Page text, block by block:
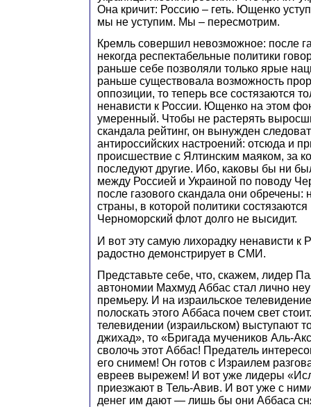
Она кричит: Россию – геть. Ющенко
мы не уступим. Мы – пересмотрим.
Кремль совершил невозможное: после
некогда респектабельные политики
раньше себе позволяли только ярые
раньше существовала возможность
оппозиции, то теперь все состязаются
ненависти к России. Ющенко на этом
умеренный. Чтобы не растерять
скандала рейтинг, он вынужден
антироссийских настроений: отсюда и
происшествие с Ялтинским маяком, за
последуют другие. Ибо, каковы бы ни
между Россией и Украиной по поводу
после газового скандала они обречены:
страны, в которой политики
Черноморский флот долго не высидит.
И вот эту самую лихорадку ненависти к
радостно демонстрирует в СМИ.
Представьте себе, что, скажем, лидер
автономии Махмуд Аббас стал лично
премьеру. И на израильское
полоскать этого Аббаса почем свет
телевидении (израильском) выступают
джихад», то «Бригада мучеников Аль-
сволочь этот Аббас! Предатель
его снимем! Он готов с Израилем
евреев вырежем! И вот уже лидеры
приезжают в Тель-Авив. И вот уже с
денег им дают — лишь бы они Аббаса